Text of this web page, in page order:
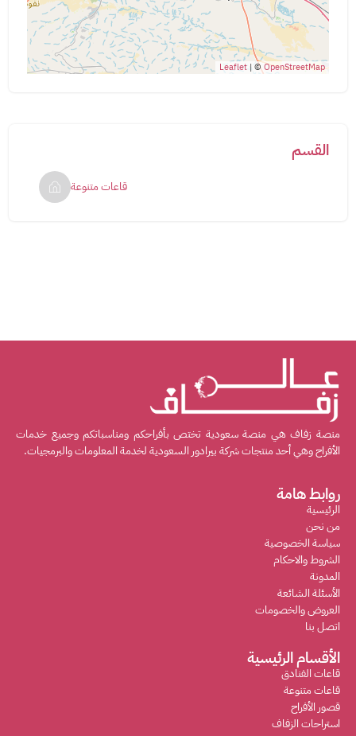
Leaflet | ©OpenStreetMap
القسم
قاعات متنوعة
منصة زفاف هي منصة سعودية تختص بأفراحكم ومناسباتكم وجميع خدمات
الأفراح وهي أحد منتجات شركة بيرادور السعودية لخدمة المعلومات والبرمجيات.
روابط هامة
الرئيسية
من نحن
سياسة الخصوصية
الشروط والاحكام
المدونة
الأسئلة الشائعة
العروض والخصومات
اتصل بنا
الأقسام الرئيسية
قاعات الفنادق
قاعات متنوعة
قصور الأفراح
استراحات الزفاف